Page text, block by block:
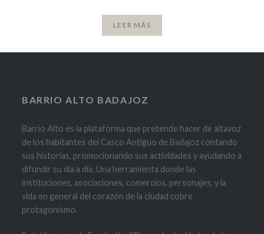
LEER MÁS
BARRIO ALTO BADAJOZ
Barrio Alto es la plataforma que pretende hacer de altavoz
de los habitantes del Casco Antiguo de Badajoz contando
sus historias, promocionando sus actividades y ayudando a
difundir su día a día. Una herramienta donde las
instituciones, asociaciones, comercios, personajes, y la
vida en general del corazón de la ciudad cobre
protagonismo.